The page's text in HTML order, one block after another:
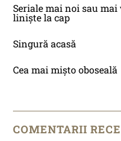
Seriale mai noi sau
liniște la cap
Singură acasă
Cea mai mișto oboseală
COMENTARII